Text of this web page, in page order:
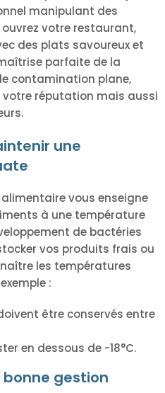
manipulant des
ouvrez votre restaurant,
des plats savoureux et
parfaite de la
contamination plane,
réputation mais aussi
une
vous enseigne
à une température
de bactéries
vos produits frais ou
les températures
:
être conservés entre
en dessous de -18°C.
bonne gestion